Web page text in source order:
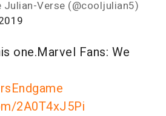
Verse (@cooljulian5)
one.Marvel Fans: We
2A0T4xJ5Pi